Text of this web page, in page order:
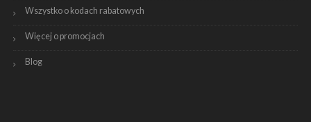
Wszystko o kodach rabatowych
Więcej o promocjach
Blog